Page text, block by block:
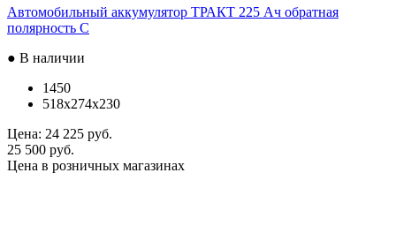
Автомобильный аккумулятор ТРАКТ 225 Ач обратная
полярность C
● В наличии
1450
518x274x230
Цена: 24 225 руб.
25 500 руб.
Цена в розничных магазинах